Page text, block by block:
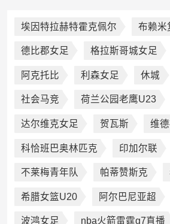
埃因特拉赫特霍克佩尔 布赖米
德比郡女足 格拉斯哥城女足
阿克托比 利森女足 休城
社会马竞 荷兰公园老鹰U23
达尔维克女足 贺瓦斯 维
科恰班巴奥林匹克 印加尔联
不莱梅青年队 帕蒂赞斯克
希腊女篮U20 阿尔巴尼亚超
波鸿女足 nba火箭雷霆g7直播